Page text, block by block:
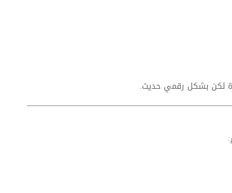
لكن بشكل رقمي حديث.